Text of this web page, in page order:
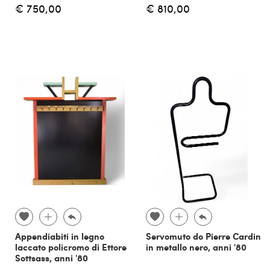
€ 750,00 € 810,00
Appendiabiti in legno
laccato policromo di Ettore
Sottsass, anni '80
Servomuto do Pierre Cardin
in metallo nero, anni '80